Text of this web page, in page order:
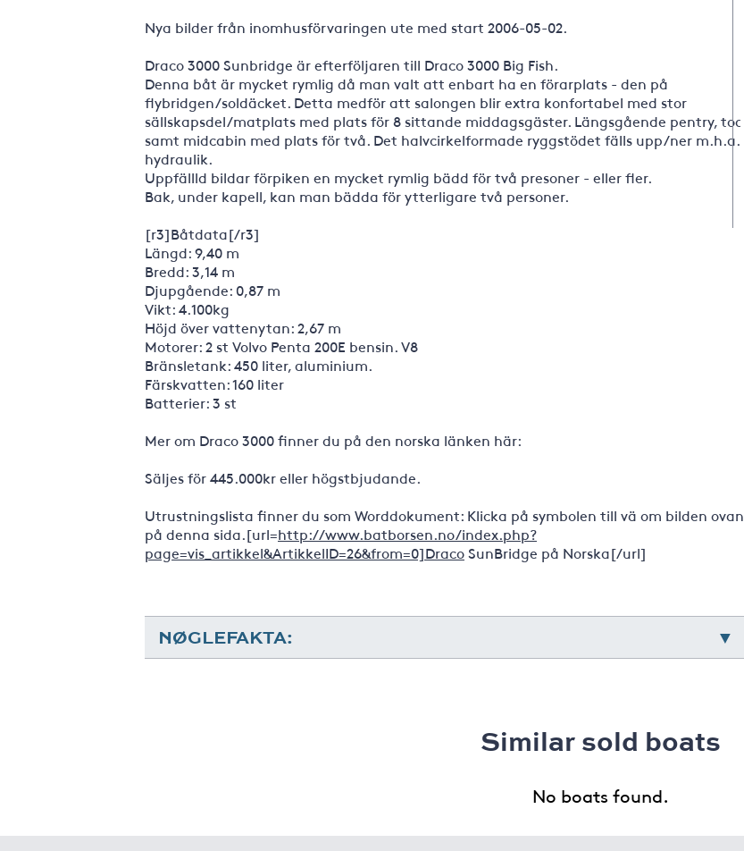
Nya bilder från inomhusförvaringen ute med start 2006-05-02.
Draco 3000 Sunbridge är efterföljaren till Draco 3000 Big Fish.
Denna båt är mycket rymlig då man valt att enbart ha en förarplats - den på
flybridgen/soldäcket. Detta medför att salongen blir extra konfortabel med stor
sällskapsdel/matplats med plats för 8 sittande middagsgäster. Längsgående pentry, toa
samt midcabin med plats för två. Det halvcirkelformade ryggstödet fälls upp/ner m.h.a.
hydraulik.
Uppfällld bildar förpiken en mycket rymlig bädd för två presoner - eller fler.
Bak, under kapell, kan man bädda för ytterligare två personer.
[r3]Båtdata[/r3]
Längd: 9,40 m
Bredd: 3,14 m
Djupgående: 0,87 m
Vikt: 4.100kg
Höjd över vattenytan: 2,67 m
Motorer: 2 st Volvo Penta 200E bensin. V8
Bränsletank: 450 liter, aluminium.
Färskvatten: 160 liter
Batterier: 3 st
Mer om Draco 3000 finner du på den norska länken här:
Säljes för 445.000kr eller högstbjudande.
Utrustningslista finner du som Worddokument: Klicka på symbolen till vä om bilden ovan
på denna sida.[url=http://www.batborsen.no/index.php?
page=vis_artikkel&ArtikkelID=26&from=0]DracoSunBridge på Norska[/url]
NØGLEFAKTA:
Similar sold boats
No boats found.